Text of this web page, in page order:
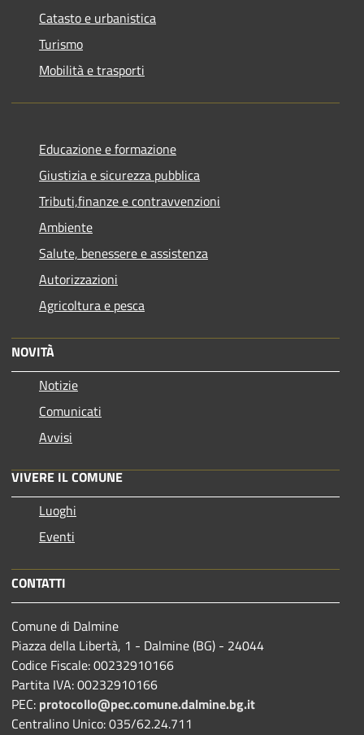
Catasto e urbanistica
Turismo
Mobilità e trasporti
Educazione e formazione
Giustizia e sicurezza pubblica
Tributi,finanze e contravvenzioni
Ambiente
Salute, benessere e assistenza
Autorizzazioni
Agricoltura e pesca
NOVITÀ
Notizie
Comunicati
Avvisi
VIVERE IL COMUNE
Luoghi
Eventi
CONTATTI
Comune di Dalmine
Piazza della Libertà, 1 - Dalmine (BG) - 24044
Codice Fiscale: 00232910166
Partita IVA: 00232910166
PEC: protocollo@pec.comune.dalmine.bg.it
Centralino Unico: 035/62.24.711